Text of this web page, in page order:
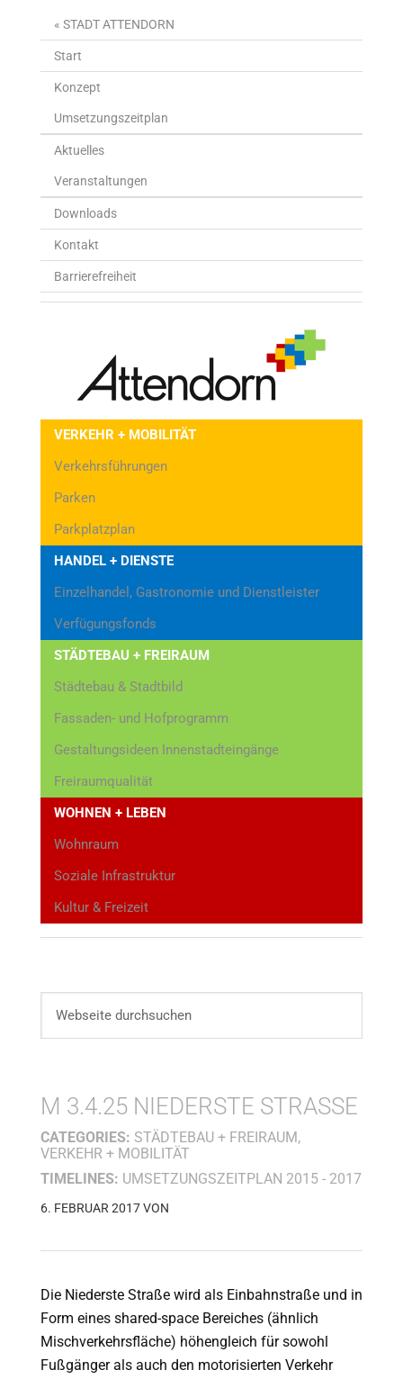
« STADT ATTENDORN
Start
Konzept
Umsetzungszeitplan
Aktuelles
Veranstaltungen
Downloads
Kontakt
Barrierefreiheit
VERKEHR + MOBILITÄT
Verkehrsführungen
Parken
Parkplatzplan
HANDEL + DIENSTE
Einzelhandel, Gastronomie und Dienstleister
Verfügungsfonds
STÄDTEBAU + FREIRAUM
Städtebau & Stadtbild
Fassaden- und Hofprogramm
Gestaltungsideen Innenstadteingänge
Freiraumqualität
WOHNEN + LEBEN
Wohnraum
Soziale Infrastruktur
Kultur & Freizeit
M 3.4.25 NIEDERSTE STRASSE
CATEGORIES: STÄDTEBAU + FREIRAUM,
VERKEHR + MOBILITÄT
TIMELINES: UMSETZUNGSZEITPLAN 2015 - 2017
6. FEBRUAR 2017VON
Die Niederste Straße wird als Einbahnstraße und in
Form eines shared-space Bereiches (ähnlich
Mischverkehrsfläche) höhengleich für sowohl
Fußgänger als auch den motorisierten Verkehr